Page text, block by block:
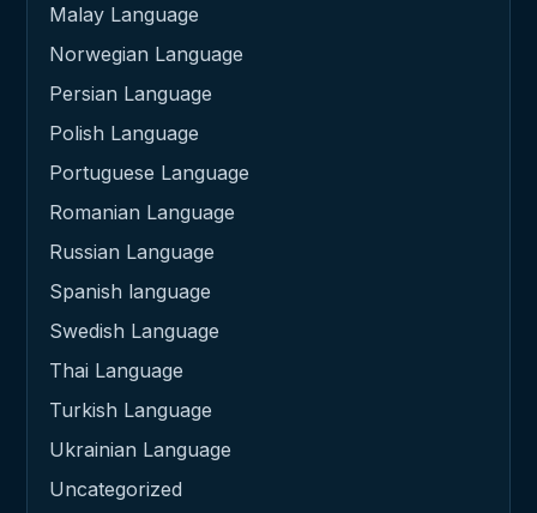
Malay Language
Norwegian Language
Persian Language
Polish Language
Portuguese Language
Romanian Language
Russian Language
Spanish language
Swedish Language
Thai Language
Turkish Language
Ukrainian Language
Uncategorized